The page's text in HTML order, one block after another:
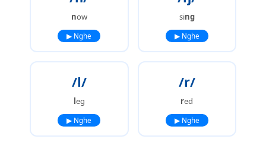
now
▶ Nghe
sing
▶ Nghe
/l/
eg
▶ Nghe
/r/
red
▶ Nghe